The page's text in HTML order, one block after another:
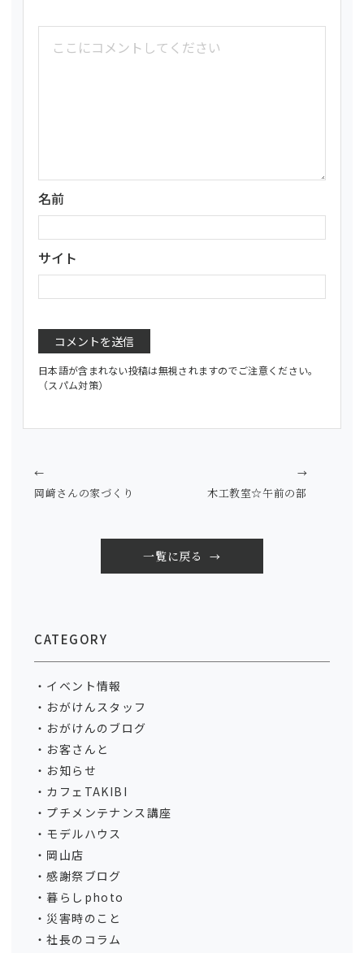
名前
サイト
日本語が含まれない投稿は無視されますのでご注意ください。
（スパム対策）
岡﨑さんの家づくり
←
一覧に戻る
木工教室☆午前の部
→
CATEGORY
イベント情報
おがけんスタッフ
おがけんのブログ
お客さんと
お知らせ
カフェTAKIBI
プチメンテナンス講座
モデルハウス
岡山店
感謝祭ブログ
暮らしphoto
災害時のこと
社長のコラム